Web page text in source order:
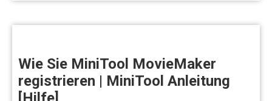
Wie Sie MiniTool MovieMaker
registrieren | MiniTool Anleitung